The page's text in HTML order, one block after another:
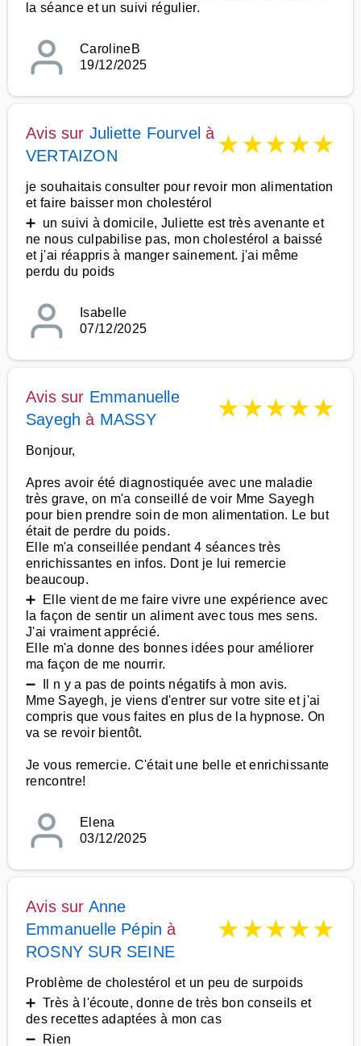
la séance et un suivi régulier.
CarolineB
19/12/2025
Avis sur Juliette Fourvel à
VERTAIZON
★★★★★
je souhaitais consulter pour revoir mon alimentation
et faire baisser mon cholestérol
➕ un suivi à domicile, Juliette est très avenante et
ne nous culpabilise pas, mon cholestérol a baissé
et j'ai réappris à manger sainement. j'ai même
perdu du poids
Isabelle
07/12/2025
Avis sur Emmanuelle
Sayegh à MASSY ★★★★★
Bonjour,
Apres avoir été diagnostiquée avec une maladie
très grave, on m'a conseillé de voir Mme Sayegh
pour bien prendre soin de mon alimentation. Le but
était de perdre du poids.
Elle m'a conseillée pendant 4 séances très
enrichissantes en infos. Dont je lui remercie
beaucoup.
➕ Elle vient de me faire vivre une expérience avec
la façon de sentir un aliment avec tous mes sens.
J'ai vraiment apprécié.
Elle m'a donne des bonnes idées pour améliorer
ma façon de me nourrir.
➖ Il n y a pas de points négatifs à mon avis.
Mme Sayegh, je viens d'entrer sur votre site et j'ai
compris que vous faites en plus de la hypnose. On
va se revoir bientôt.
Je vous remercie. C'était une belle et enrichissante
rencontre!
Elena
03/12/2025
Avis sur Anne
Emmanuelle Pépin à
ROSNY SUR SEINE
★★★★★
Problème de cholestérol et un peu de surpoids
➕ Très à l'écoute, donne de très bon conseils et
des recettes adaptées à mon cas
➖ Rien